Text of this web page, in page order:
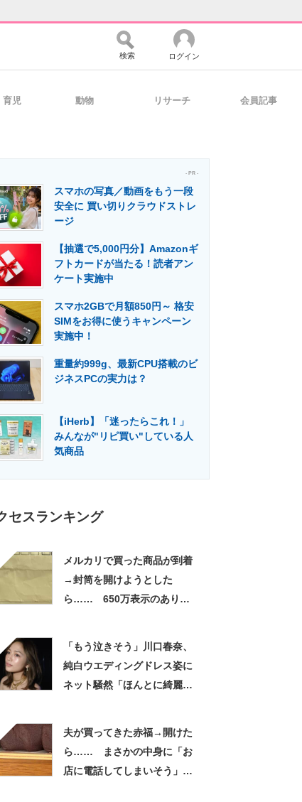
ニティ マーケ×ITの今がよく分かる
支援
ィア 建設×テクノロジーの最前線
検索 ログイン
育児 動物 リサーチ 会員記事
- PR -
スマホの写真／動画をもう一段
安全に 買い切りクラウドストレ
ージ
【抽選で5,000円分】Amazonギ
フトカードが当たる！読者アン
ケート実施中
スマホ2GBで月額850円～ 格安
SIMをお得に使うキャンペーン
実施中！
重量約999g、最新CPU搭載のビ
ジネスPCの実力は？
【iHerb】「迷ったらこれ！」
みんなが"リピ買い"している人
気商品
セスランキング
メルカリで買った商品が到着
→封筒を開けようとした
ら…… 650万表示のありえ
「もう泣きそう」川口春奈、
純白ウエディングドレス姿に
ネット騒然「ほんとに綺麗」
夫が買ってきた赤福→開けた
ら…… まさかの中身に「お
店に電話してしまいそう」